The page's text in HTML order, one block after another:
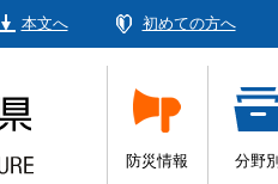
本文へ 初めての方へ
防災情報 分野別